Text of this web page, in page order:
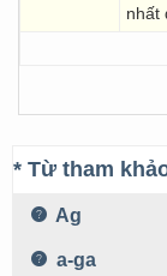
nhất
* Từ tham
Ag
a-ga